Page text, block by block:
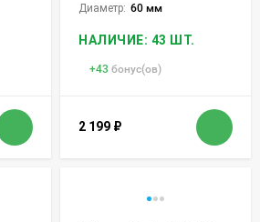
Диаметр: 60 мм
НАЛИЧИЕ: 43 ШТ.
+43 бонус(ов)
2 199 ₽